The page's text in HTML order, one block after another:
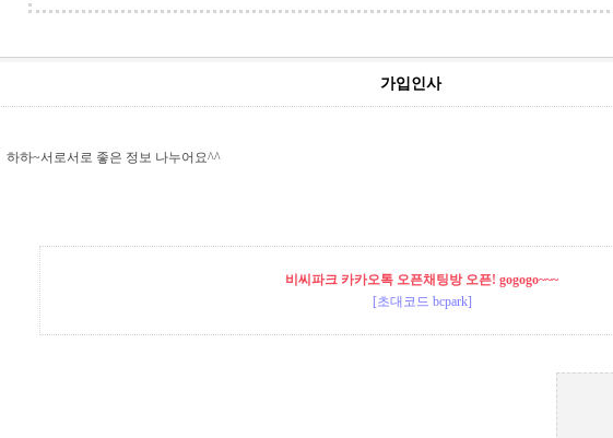
가입인사
하하~서로서로 좋은 정보 나누어요^^
비씨파크 카카오톡 오픈채팅방 오픈! gogogo~~~
[초대코드 bcpark]